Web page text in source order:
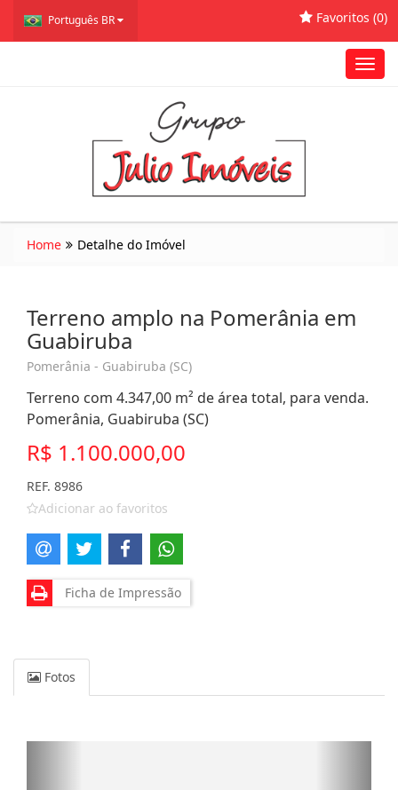
Português BR Favoritos (0)
Home Detalhe do Imóvel
Terreno amplo na Pomerânia em
Guabiruba
Pomerânia - Guabiruba (SC)
Terreno com 4.347,00 m² de área total, para venda.
Pomerânia, Guabiruba (SC)
R$ 1.100.000,00
REF. 8986
Adicionar ao favoritos
Ficha de Impressão
Fotos